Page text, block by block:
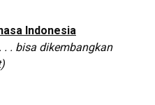
Indonesia
. . bisadikembangkan